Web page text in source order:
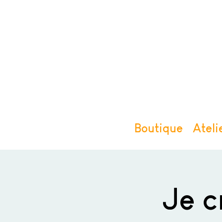
Boutique
Je